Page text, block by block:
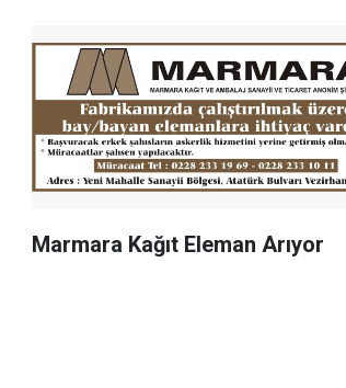
Marmara Kağıt Eleman Arıyor